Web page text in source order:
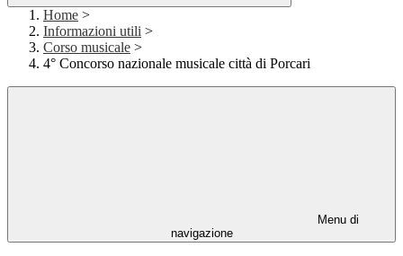
Home >
Informazioni utili >
Corso musicale >
4° Concorso nazionale musicale città di Porcari
Menu di
navigazione